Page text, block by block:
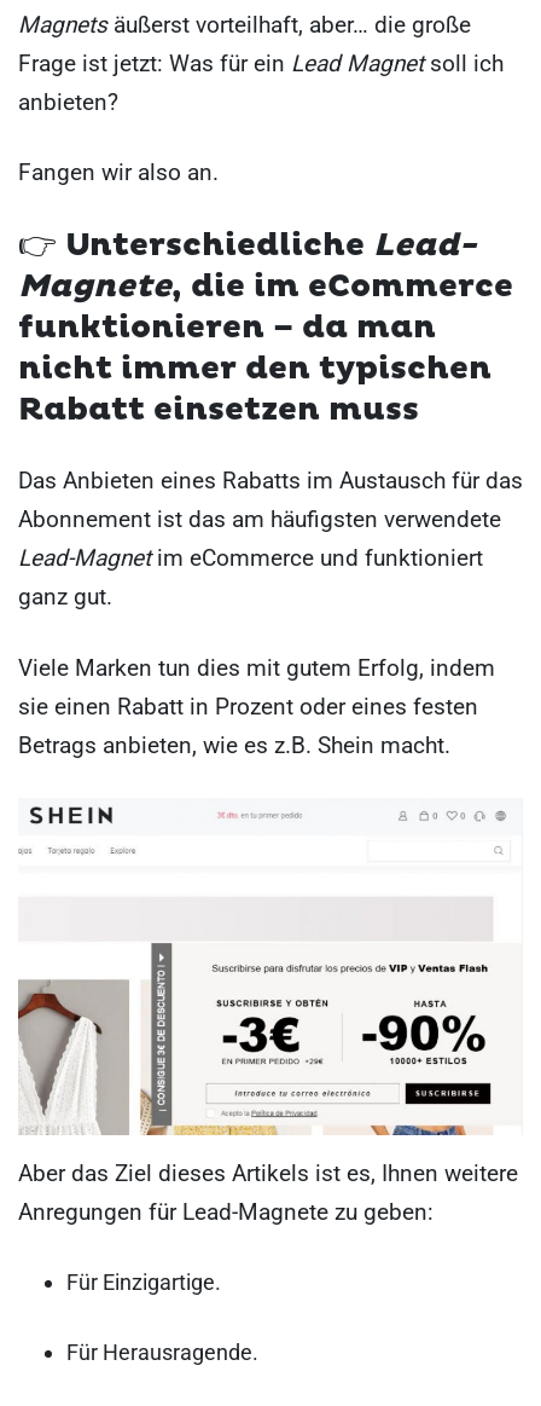
Magnetsäußerst vorteilhaft, aber… die große
Frage ist jetzt: Was für ein Lead Magnetsoll ich
anbieten?
Fangen wir also an.
👉 Unterschiedliche Lead-
Magnete, die im eCommerce
funktionieren – da man
nicht immer den typischen
Rabatt einsetzen muss
Das Anbieten eines Rabatts im Austausch für das
Abonnement ist das am häufigsten verwendete
Lead-Magnetim eCommerce und funktioniert
ganz gut.
Viele Marken tun dies mit gutem Erfolg, indem
sie einen Rabatt in Prozent oder eines festen
Betrags anbieten, wie es z.B. Shein macht.
Aber das Ziel dieses Artikels ist es, Ihnen weitere
Anregungen für Lead-Magnete zu geben:
Für Einzigartige.
Für Herausragende.